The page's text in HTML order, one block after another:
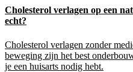
Cholesterol verlagen op een
echt?
Cholesterol verlagen zonder
beweging zijn het best
je een huisarts nodig hebt.